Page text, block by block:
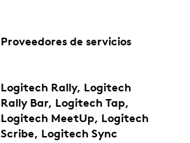
Proveedores de servicios
Logitech Rally, Logitech
Rally Bar, Logitech Tap,
Logitech MeetUp, Logitech
Scribe, Logitech Sync